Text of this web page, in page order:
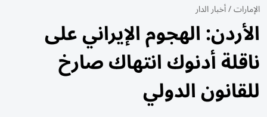
الإمارات/أخبار الدار
الأردن: الهجوم الإيراني على
ناقلة أدنوك انتهاك صارخ
للقانون الدولي